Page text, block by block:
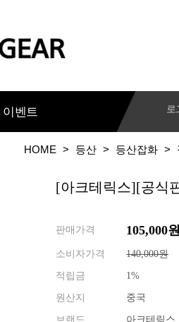
이벤트 로
기어팩
HOME > 등산 > 등산잡화 >
[아크테릭스][공식
판매가격 105,000원
소비자가격 140,000원
적립금 1%
원산지 중국
브랜드 아크테릭스